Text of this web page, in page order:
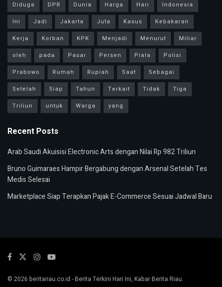
Diduga
DPR Dunia Harga Hari
Indonesia
Ini
Jadi Jakarta Juta Kasus
Kebakaran
Kerja
Korban KPK Menjadi Menurut
Miliar
oleh
pada Pasar Persen Piala
Polisi
Prabowo
Rumah Rupiah Saat
Sebagai
Setelah
Siap Tahun Terkait Tidak
Tiga
Triliun
untuk Warga yang
Recent Posts
Arab Saudi Akuisisi Electronic Arts dengan Nilai Rp 982 Triliun
Bruno Guimaraes Hampir Bergabung dengan Arsenal Setelah Tes
Medis Selesai
Marketplace Siap Terapkan Pajak E-Commerce Sesuai Jadwal Baru
© 2026 beritariau.co.id - Berita Terkini Hari Ini, Kabar Berita Riau.